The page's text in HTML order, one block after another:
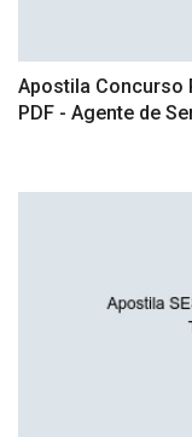
Apostila Concurso
PDF - Agente de